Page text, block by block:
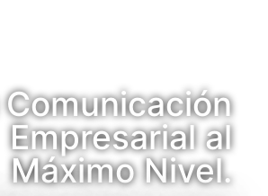
Comunicación
Empresarial al
Máximo Nivel.